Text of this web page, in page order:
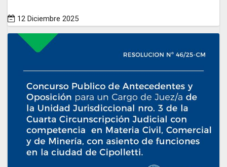
12 Diciembre 2025